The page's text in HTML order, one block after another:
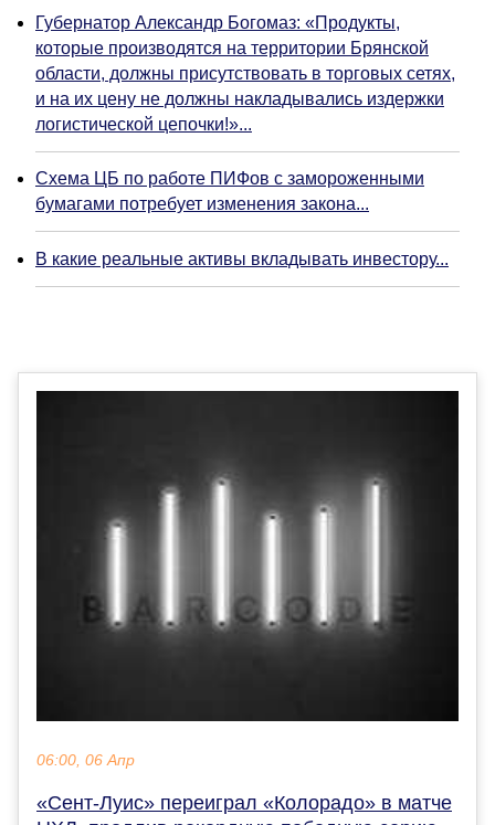
Губернатор Александр Богомаз: «Продукты,
которые производятся на территории Брянской
области, должны присутствовать в торговых сетях,
и на их цену не должны накладывались издержки
логистической цепочки!»...
Схема ЦБ по работе ПИФов с замороженными
бумагами потребует изменения закона...
В какие реальные активы вкладывать инвестору...
06:00, 06 Апр
«Сент‑Луис» переиграл «Колорадо» в матче